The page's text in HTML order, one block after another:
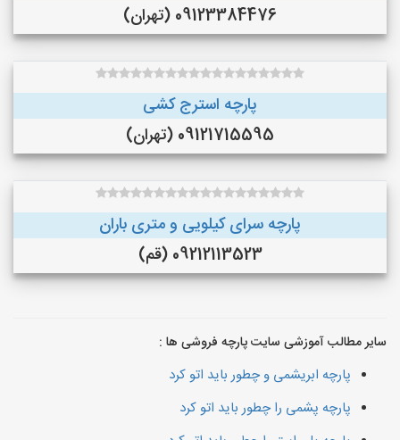
09123384476 (تهران)
پارچه استرج کشی
09121715595 (تهران)
پارچه سرای کیلویی و متری باران
09212113523 (قم)
سایر مطالب آموزشی سایت پارچه فروشی ها :
پارچه ابریشمی و چطور باید اتو کرد
پارچه پشمی را چطور باید اتو کرد